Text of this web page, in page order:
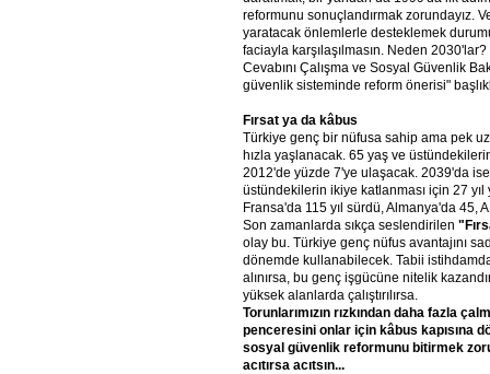
reformunu sonuçlandırmak zorundayız.
yaratacak önlemlerle desteklemek
faciayla karşılaşılmasın. Neden 2030'lar?
Cevabını Çalışma ve Sosyal Güvenlik
güvenlik sisteminde reform önerisi"
Fırsat ya da kâbus
Türkiye genç bir nüfusa sahip ama pek
hızla yaşlanacak. 65 yaş ve
2012'de yüzde 7'ye ulaşacak. 2039'da
üstündekilerin ikiye katlanması için 27
Fransa'da 115 yıl sürdü, Almanya'da 45,
Son zamanlarda sıkça seslendirilen
olay bu. Türkiye genç nüfus avantajını
dönemde kullanabilecek. Tabii
alınırsa, bu genç işgücüne nitelik
yüksek alanlarda çalıştırılırsa.
Torunlarımızın rızkından daha fazla
penceresini onlar için kâbus kapısına
sosyal güvenlik reformunu bitirmek
acıtırsa acıtsın...